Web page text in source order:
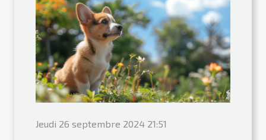
Jeudi 26 septembre 2024 21:51